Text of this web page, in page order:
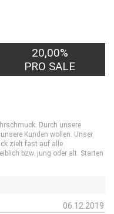
20,00%
PRO SALE
Durch unsere
Kunden wollen. Unser
zielt fast auf alle
bzw. jung oder alt. Starten
06.12.2019